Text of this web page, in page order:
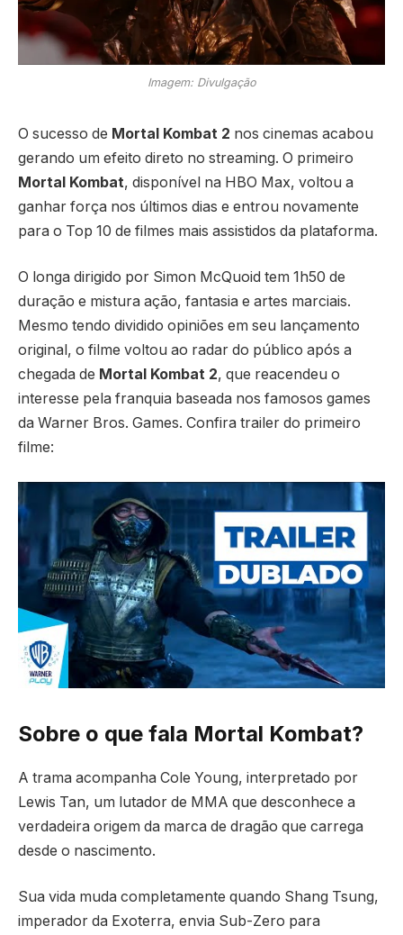
Imagem: Divulgação
O sucesso de Mortal Kombat 2 nos cinemas acabou
gerando um efeito direto no streaming. O primeiro
Mortal Kombat, disponível na HBO Max, voltou a
ganhar força nos últimos dias e entrou novamente
para o Top 10 de filmes mais assistidos da plataforma.
O longa dirigido por Simon McQuoid tem 1h50 de
duração e mistura ação, fantasia e artes marciais.
Mesmo tendo dividido opiniões em seu lançamento
original, o filme voltou ao radar do público após a
chegada de Mortal Kombat 2, que reacendeu o
interesse pela franquia baseada nos famosos games
da Warner Bros. Games. Confira trailer do primeiro
filme:
Sobre o que fala Mortal Kombat?
A trama acompanha Cole Young, interpretado por
Lewis Tan, um lutador de MMA que desconhece a
verdadeira origem da marca de dragão que carrega
desde o nascimento.
Sua vida muda completamente quando Shang Tsung,
imperador da Exoterra, envia Sub-Zero para